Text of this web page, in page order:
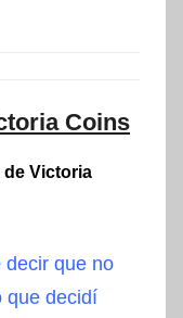
Coins
Victoria
decir que no
que decidí